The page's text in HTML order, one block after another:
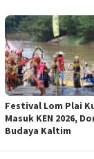
Festival Lom Plai
Masuk KEN 2026,
Budaya Kaltim